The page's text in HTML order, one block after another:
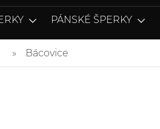
PÁNSKÉ ŠPERKY
Bácovice